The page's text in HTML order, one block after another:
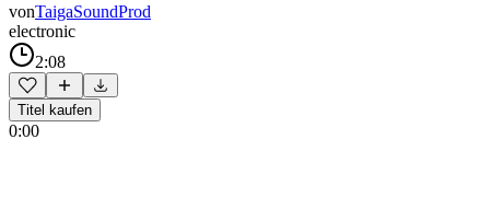
vonTaigaSoundProd
electronic
2:08
Titel kaufen
0:00